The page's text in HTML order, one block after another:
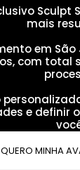
Sculpt
mais
em São
com total
e definir
QUERO MINHA